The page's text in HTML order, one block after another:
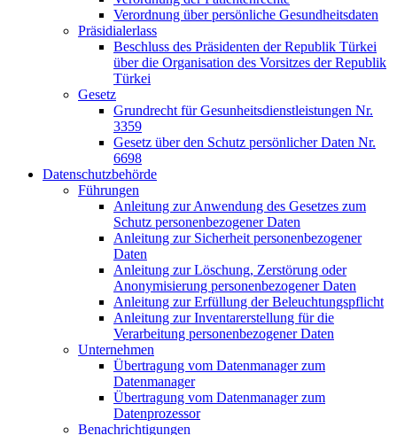
Verordnung über persönliche Gesundheitsdaten
Präsidialerlass
Beschluss des Präsidenten der Republik Türkei
über die Organisation des Vorsitzes der Republik
Türkei
Gesetz
Grundrecht für Gesunheitsdienstleistungen Nr.
3359
Gesetz über den Schutz persönlicher Daten Nr.
6698
Datenschutzbehörde
Führungen
Anleitung zur Anwendung des Gesetzes zum
Schutz personenbezogener Daten
Anleitung zur Sicherheit personenbezogener
Daten
Anleitung zur Löschung, Zerstörung oder
Anonymisierung personenbezogener Daten
Anleitung zur Erfüllung der Beleuchtungspflicht
Anleitung zur Inventarerstellung für die
Verarbeitung personenbezogener Daten
Unternehmen
Übertragung vom Datenmanager zum
Datenmanager
Übertragung vom Datenmanager zum
Datenprozessor
Benachrichtigungen